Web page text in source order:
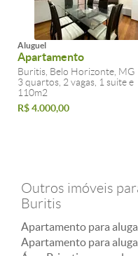
Aluguel
Apartamento
Buritis, Belo Horizonte, MG
3 quartos, 2 vagas, 1 suite e
110m2
R$ 4.000,00
Outros imóveis
Buritis
Apartamento para
Apartamento para